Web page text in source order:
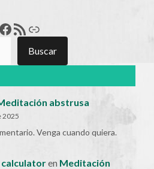
Francisco Pérez
Feed RSSEnlace
Buscar
abstrusa
2025
Venga cuando quiera.
calculatoren Meditación